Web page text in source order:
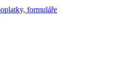
formuláře